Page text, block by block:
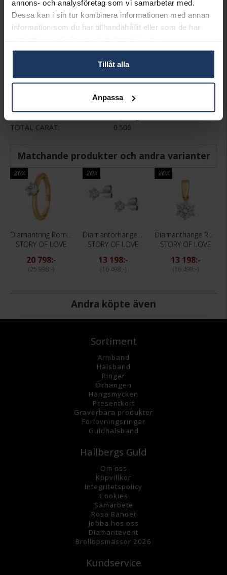
annons- och analysföretag som vi samarbetar med.
Dessa kan i sin tur kombinera informationen med annan
information som du har tillhandahållit eller som de har
Tillåt alla
Anpassa
MODELL
Rome
MATERIAL
Guld
ÄDELMETALL
18K Gold
DETALJER
Diamant
2
DIAMANTFÄRG
Wesselton (H)
TOTAL CARAT
0.500
Matchande produkter och andra varianter
20%
Diamantring Rome 0,50 ct
STORY OF LOVE
20 798:-
25 998:-
20%
Diamantörhängen Rome 0,50 ct
STORY OF LOVE
13 198:-
16 498:-
20%
Diamanthänge Rome 0,50 ct
STORY OF LOVE
13 198:-
16 498:-
Andra köpte även
Sortiment
Armband
Halsband
Ringar
Örhängen
Hängsmycken
Presentkort
Graverbara produkter
Förlovningsringar
Guldhalsband
Hallbergs Guld
Om oss
Köpvillkor
Integritetspolicy
Cookies
Samarbete
Rosa Bandet
Jobba hos oss
Diamantevent
Bröllopsmässor 2026
Kundservice